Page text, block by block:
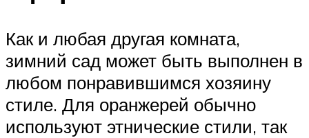
Как и любая другая комната,
зимний сад может быть выполнен в
любом понравившимся хозяину
стиле. Для оранжерей обычно
используют этнические стили, так